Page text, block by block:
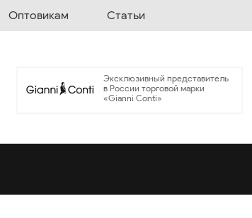
Оптовикам Статьи
Эксклюзивный представитель
в России торговой марки
«Gianni Conti»